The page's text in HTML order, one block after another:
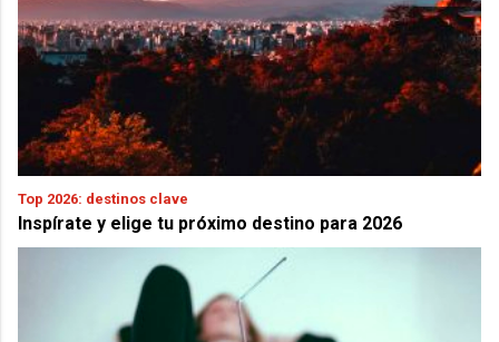
Top 2026: destinos clave
Inspírate y elige tu próximo destino para 2026